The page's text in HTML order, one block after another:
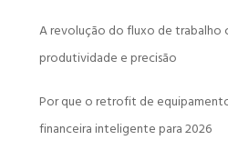
A revolução do fluxo de trabalho
produtividade e precisão
Por que o retrofit de
financeira inteligente para 2026